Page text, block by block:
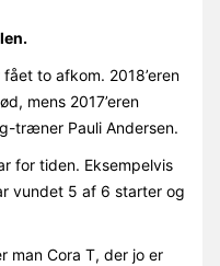
to afkom. 2018’eren
mens 2017’eren
træner Pauli Andersen.
for tiden. Eksempelvis
vundet 5 af 6 starter og
man Cora T, der jo er